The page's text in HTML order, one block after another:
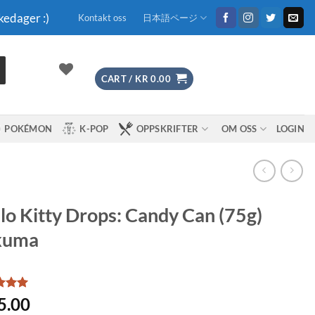
:) Kontakt oss 日本語ページ
CART / KR 0.00
POKÉMON K-POP OPPSKRIFTER OM OSS LOGIN
Kitty Drops: Candy Can (75g)
5
5